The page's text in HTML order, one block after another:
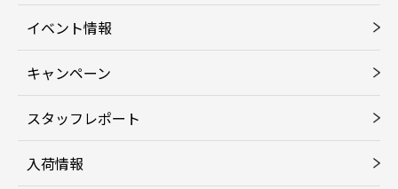
イベント情報
キャンペーン
スタッフレポート
入荷情報